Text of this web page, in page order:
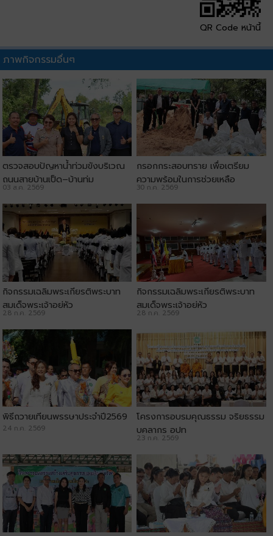
QR Code หน้านี้
ภาพกิจกรรมอื่นๆ
ตรวจสอบปัญหาน้ำท่วมขังบริเวณ
ถนนสายบ้านเป็ด–บ้านทุ่ม
03 ส.ค. 2569
กรอกกระสอบทราย เพื่อเตรียม
ความพร้อมในการช่วยเหลือ
ประชาชน
30 ก.ค. 2569
กิจกรรมเฉลิมพระเกียรติพระบาท
สมเด็จพระเจ้าอยู่หัว
28 ก.ค. 2569
กิจกรรมเฉลิมพระเกียรติพระบาท
สมเด็จพระเจ้าอยู่หัว
28 ก.ค. 2569
พิธีถวายเทียนพรรษาประจำปี2569
24 ก.ค. 2569
โครงการอบรมคุณธรรม จริยธรรม
บุคลากร อปท
23 ก.ค. 2569